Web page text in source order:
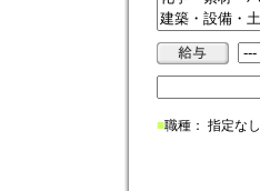
■職種： 指定なし